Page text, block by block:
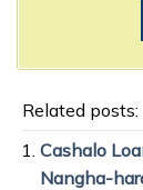
Related posts:
Cashalo
Nangha-